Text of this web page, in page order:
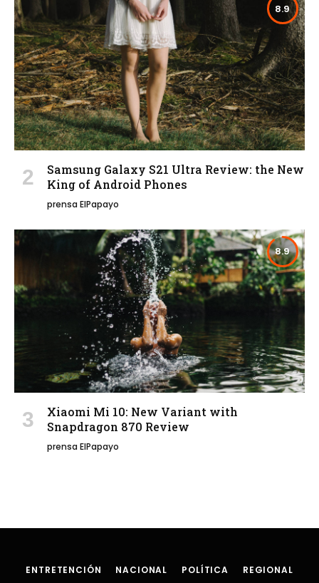
8.9
Samsung Galaxy S21 Ultra Review: the New
King of Android Phones
prensa ElPapayo
8.9
Xiaomi Mi 10: New Variant with
Snapdragon 870 Review
prensa ElPapayo
ENTRETENCIÓN NACIONAL POLÍTICA REGIONAL